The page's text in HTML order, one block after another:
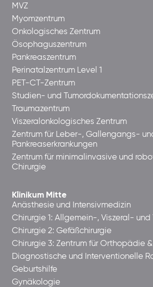
MVZ
Myomzentrum
Onkologisches Zentrum
Ösophaguszentrum
Pankreaszentrum
Perinatalzentrum Level 1
PET-CT-Zentrum
Studien- und
Traumazentrum
Viszeralonkologisches Zentrum
Zentrum für Leber-, Gallengangs-
Pankreaserkrankungen
Zentrum für minimalinvasive und
Chirurgie
Klinikum Mitte
Anästhesie und Intensivmedizin
Chirurgie 1: Allgemein-, Viszeral- und
Chirurgie 2: Gefäßchirurgie
Chirurgie 3: Zentrum für Orthopädie
Diagnostische und Interventionelle
Geburtshilfe
Gynäkologie